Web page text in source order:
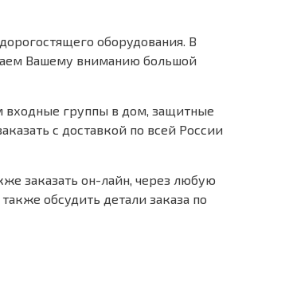
оборудования. В
Вашему вниманию большой
входные группы в дом, защитные
с доставкой по всей России
заказать он-лайн, через любую
обсудить детали заказа по